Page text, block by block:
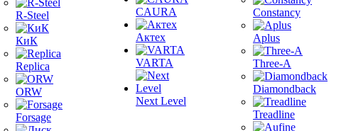
R-Steel
КиК
Replica
ORW
Forsage
CAURA
Актех
VARTA
Next Level
Constancy
Aplus
Three-A
Diamondback
Treadline